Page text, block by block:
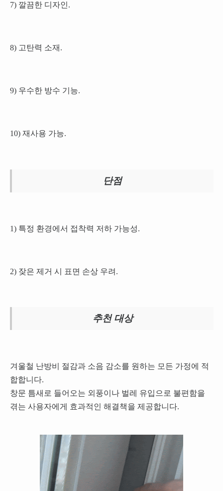
7) 깔끔한 디자인.
8) 고탄력 소재.
9) 우수한 방수 기능.
10) 재사용 가능.
단점
1) 특정 환경에서 접착력 저하 가능성.
2) 잦은 제거 시 표면 손상 우려.
추천 대상
겨울철 난방비 절감과 소음 감소를 원하는 모든 가정에 적
합합니다.
창문 틈새로 들어오는 외풍이나 벌레 유입으로 불편함을
겪는 사용자에게 효과적인 해결책을 제공합니다.